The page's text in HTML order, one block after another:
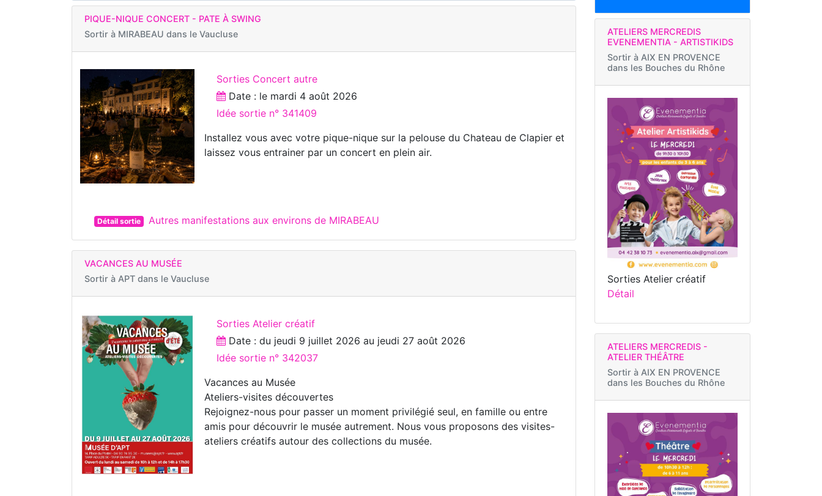
PIQUE-NIQUE CONCERT - PATE À SWING
Sortir à MIRABEAU dans le Vaucluse
Sorties Concert autre
Date : le mardi 4 août 2026
Idée sortie n° 341409
Installez vous avec votre pique-nique sur la pelouse du Chateau de Clapier et
laissez vous entrainer par un concert en plein air.
Détail sortie Autres manifestations aux environs de MIRABEAU
VACANCES AU MUSÉE
Sortir à APT dans le Vaucluse
Sorties Atelier créatif
Date : du jeudi 9 juillet 2026 au jeudi 27 août 2026
Idée sortie n° 342037
Vacances au Musée
Ateliers-visites découvertes
Rejoignez-nous pour passer un moment privilégié seul, en famille ou entre
amis pour découvrir le musée autrement. Nous vous proposons des visites-
ateliers créatifs autour des collections du musée.
ATELIERS MERCREDIS
EVENEMENTIA - ARTISTIKIDS
Sortir à AIX EN PROVENCE
dans les Bouches du Rhône
Sorties Atelier créatif
Détail
ATELIERS MERCREDIS -
ATELIER THÉÂTRE
Sortir à AIX EN PROVENCE
dans les Bouches du Rhône